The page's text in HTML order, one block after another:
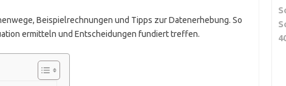
Beispielrechnungen und Tipps zur Datenerhebung. So
ermitteln und Entscheidungen fundiert treffen.